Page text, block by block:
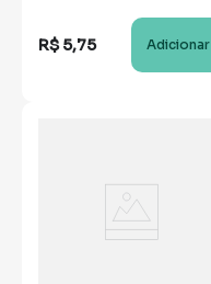
R$ 5,75 Adicionar